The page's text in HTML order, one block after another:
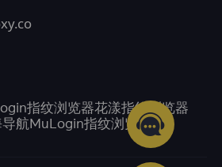
指纹浏览器花漾指纹浏览器
导航MuLogin指纹浏览器